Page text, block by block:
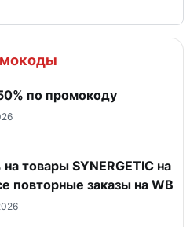
по промокоду
товары SYNERGETIC на
повторные заказы на WB